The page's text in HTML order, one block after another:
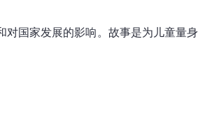
国家发展的影响。故事是为儿童量身